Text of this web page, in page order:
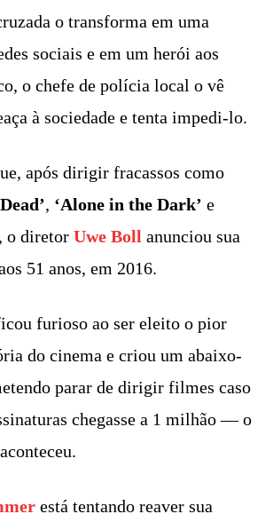
o transforma em uma
sociais e em um herói aos
o chefe de polícia local o vê
à sociedade e tenta impedi-lo.
após dirigir fracassos como
, ‘Alone in the Dark’ e
, o diretor Uwe Boll anunciou sua
51 anos, em 2016.
furioso ao ser eleito o pior
do cinema e criou um abaixo-
parar de dirigir filmes caso
chegasse a 1 milhão — o
está tentando reaver sua